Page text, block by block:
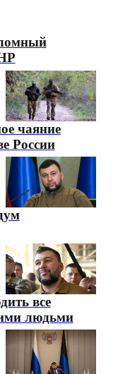
чаяние
России
все
людьми